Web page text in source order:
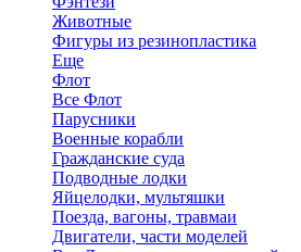
Животные
Фигуры из резинопластика
Еще
Флот
Все Флот
Парусники
Военные корабли
Гражданские суда
Подводные лодки
Яйцелодки, мультяшки
Поезда, вагоны, травмаи
Двигатели, части моделей